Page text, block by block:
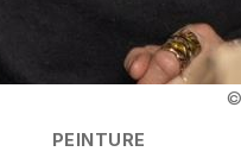
Catégories
PEINTURE